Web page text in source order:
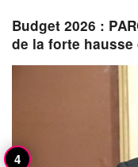
Budget 2026 :
de la forte